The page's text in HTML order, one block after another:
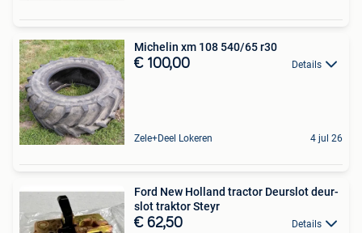
Michelin xm 108 540/65 r30
€ 100,00 Details
Zele+Deel Lokeren 4 jul 26
Ford New Holland tractor Deurslot deur-
slot traktor Steyr
€ 62,50 Details